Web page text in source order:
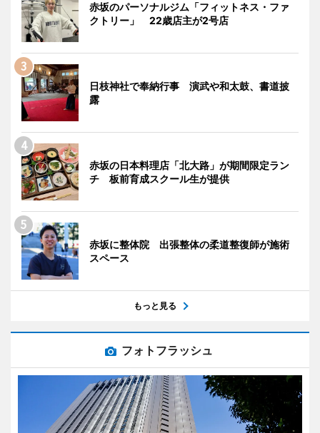
赤坂のパーソナルジム「フィットネス・ファ
クトリー」 22歳店主が2号店
日枝神社で奉納行事 演武や和太鼓、書道披
露
赤坂の日本料理店「北大路」が期間限定ラン
チ 板前育成スクール生が提供
赤坂に整体院 出張整体の柔道整復師が施術
スペース
もっと見る
フォトフラッシュ